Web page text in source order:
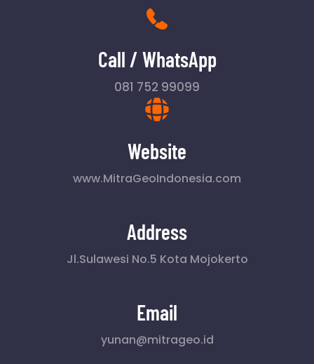
Call / WhatsApp
081 752 99099
Website
www.MitraGeoIndonesia.com
Address
Jl.Sulawesi No.5 Kota Mojokerto
Email
yunan@mitrageo.id